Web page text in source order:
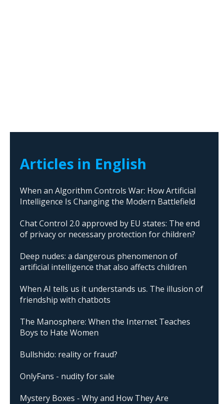
Articles in English
When an Algorithm Controls War: How Artificial
Intelligence Is Changing the Modern Battlefield
Chat Control 2.0 approved by EU states: The end
of privacy or necessary protection for children?
Deep nudes: a dangerous phenomenon of
artificial intelligence that also affects children
When AI tells us it understands us. The illusion of
friendship with chatbots
The Manosphere: When the Internet Teaches
Boys to Hate Women
Bullshido: reality or fraud?
OnlyFans - nudity for sale
Mystery Boxes - Why and How They Are